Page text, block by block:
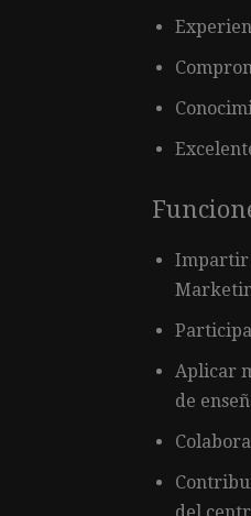
Impartir
Aplicar
de